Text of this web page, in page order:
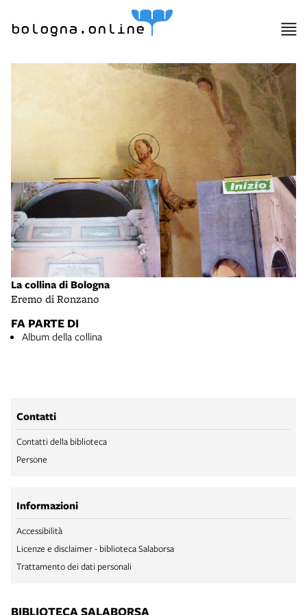
bologna.online
La collina di Bologna
Eremo di Ronzano
FA PARTE DI
Album della collina
Contatti
Contatti della biblioteca
Persone
Informazioni
Accessibilità
Licenze e disclaimer - biblioteca Salaborsa
Trattamento dei dati personali
BIBLIOTECA SALABORSA